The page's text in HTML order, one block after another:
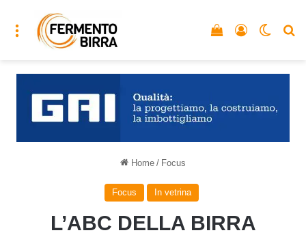
Menu Accedi
Vedi il carrello
Home / Focus
Focus In vetrina
L’ABC DELLA BIRRA